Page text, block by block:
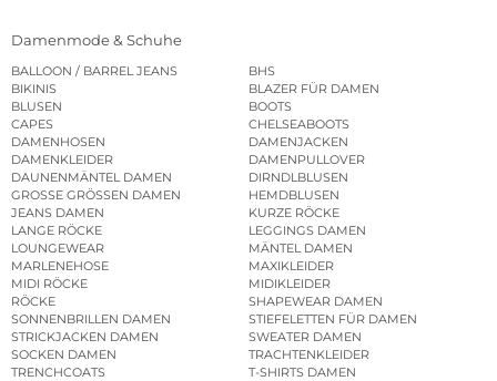
Damenmode & Schuhe
BALLOON / BARREL JEANS
BHS
BIKINIS
BLAZER FÜR DAMEN
BLUSEN
BOOTS
CAPES
CHELSEABOOTS
DAMENHOSEN
DAMENJACKEN
DAMENKLEIDER
DAMENPULLOVER
DAUNENMÄNTEL DAMEN
DIRNDLBLUSEN
GROSSE GRÖSSEN DAMEN
HEMDBLUSEN
JEANS DAMEN
KURZE RÖCKE
LANGE RÖCKE
LEGGINGS DAMEN
LOUNGEWEAR
MÄNTEL DAMEN
MARLENEHOSE
MAXIKLEIDER
MIDI RÖCKE
MIDIKLEIDER
RÖCKE
SHAPEWEAR DAMEN
SONNENBRILLEN DAMEN
STIEFELETTEN FÜR DAMEN
STRICKJACKEN DAMEN
SWEATER DAMEN
SOCKEN DAMEN
TRACHTENKLEIDER
TRENCHCOATS
T-SHIRTS DAMEN